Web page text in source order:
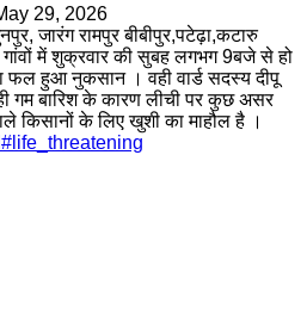
29, 2026
जारंग रामपुर बीबीपुर,पटेढ़ा,कटारु
गांवों में शुक्रवार की सुबह लगभग 9बजे से हो
फल हुआ नुकसान । वही वार्ड सदस्य दीपू
गम बारिश के कारण लीची पर कुछ असर
किसानों के लिए खुशी का माहौल है ।
# life_threatening